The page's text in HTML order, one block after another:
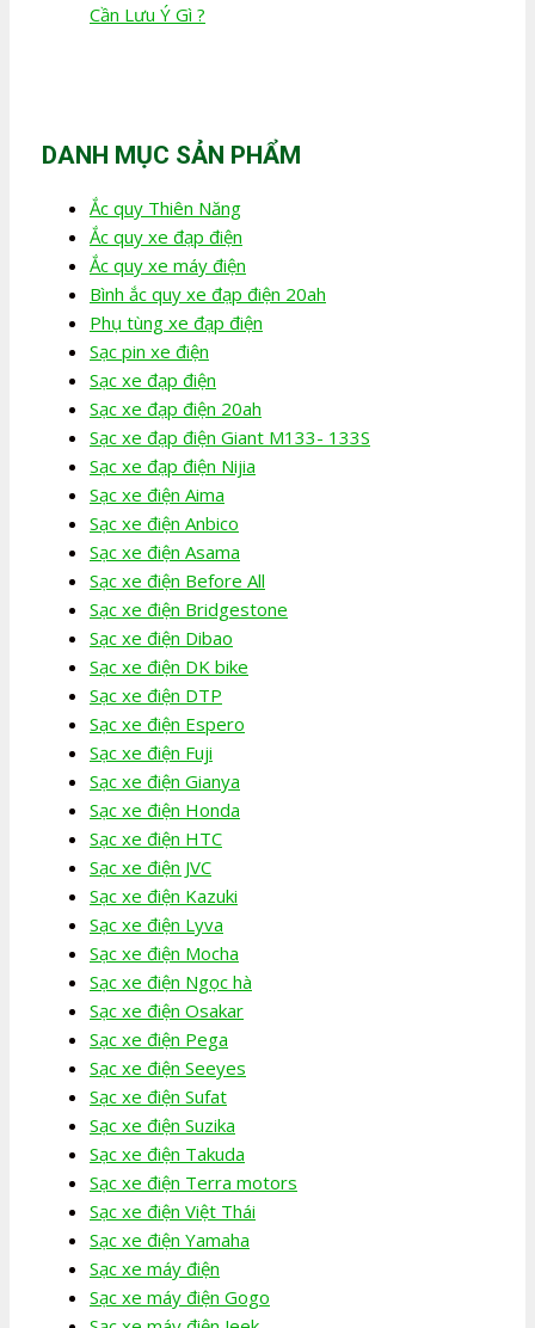
Cần Lưu Ý Gì ?
DANH MỤC SẢN PHẨM
Ắc quy Thiên Năng
Ắc quy xe đạp điện
Ắc quy xe máy điện
Bình ắc quy xe đạp điện 20ah
Phụ tùng xe đạp điện
Sạc pin xe điện
Sạc xe đạp điện
Sạc xe đạp điện 20ah
Sạc xe đạp điện Giant M133- 133S
Sạc xe đạp điện Nijia
Sạc xe điện Aima
Sạc xe điện Anbico
Sạc xe điện Asama
Sạc xe điện Before All
Sạc xe điện Bridgestone
Sạc xe điện Dibao
Sạc xe điện DK bike
Sạc xe điện DTP
Sạc xe điện Espero
Sạc xe điện Fuji
Sạc xe điện Gianya
Sạc xe điện Honda
Sạc xe điện HTC
Sạc xe điện JVC
Sạc xe điện Kazuki
Sạc xe điện Lyva
Sạc xe điện Mocha
Sạc xe điện Ngọc hà
Sạc xe điện Osakar
Sạc xe điện Pega
Sạc xe điện Seeyes
Sạc xe điện Sufat
Sạc xe điện Suzika
Sạc xe điện Takuda
Sạc xe điện Terra motors
Sạc xe điện Việt Thái
Sạc xe điện Yamaha
Sạc xe máy điện
Sạc xe máy điện Gogo